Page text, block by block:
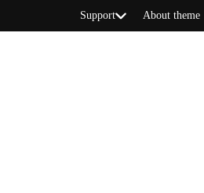
Support About theme